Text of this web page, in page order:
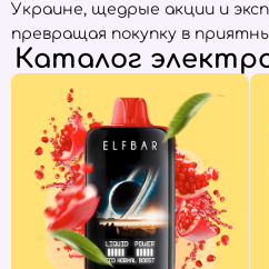
Украине, щедрые акции и
превращая покупку в
Каталог